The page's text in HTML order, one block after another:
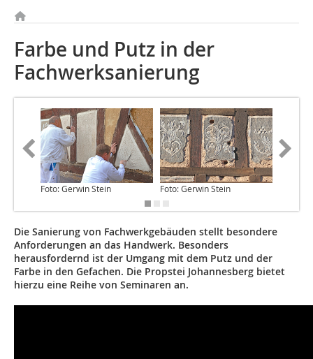
Farbe und Putz in der
Fachwerksanierung
Foto: Gerwin Stein Foto: Gerwin Stein
Die Sanierung von Fachwerkgebäuden stellt besondere
Anforderungen an das Handwerk. Besonders
herausfordernd ist der Umgang mit dem Putz und der
Farbe in den Gefachen. Die Propstei Johannesberg bietet
hierzu eine Reihe von Seminaren an.